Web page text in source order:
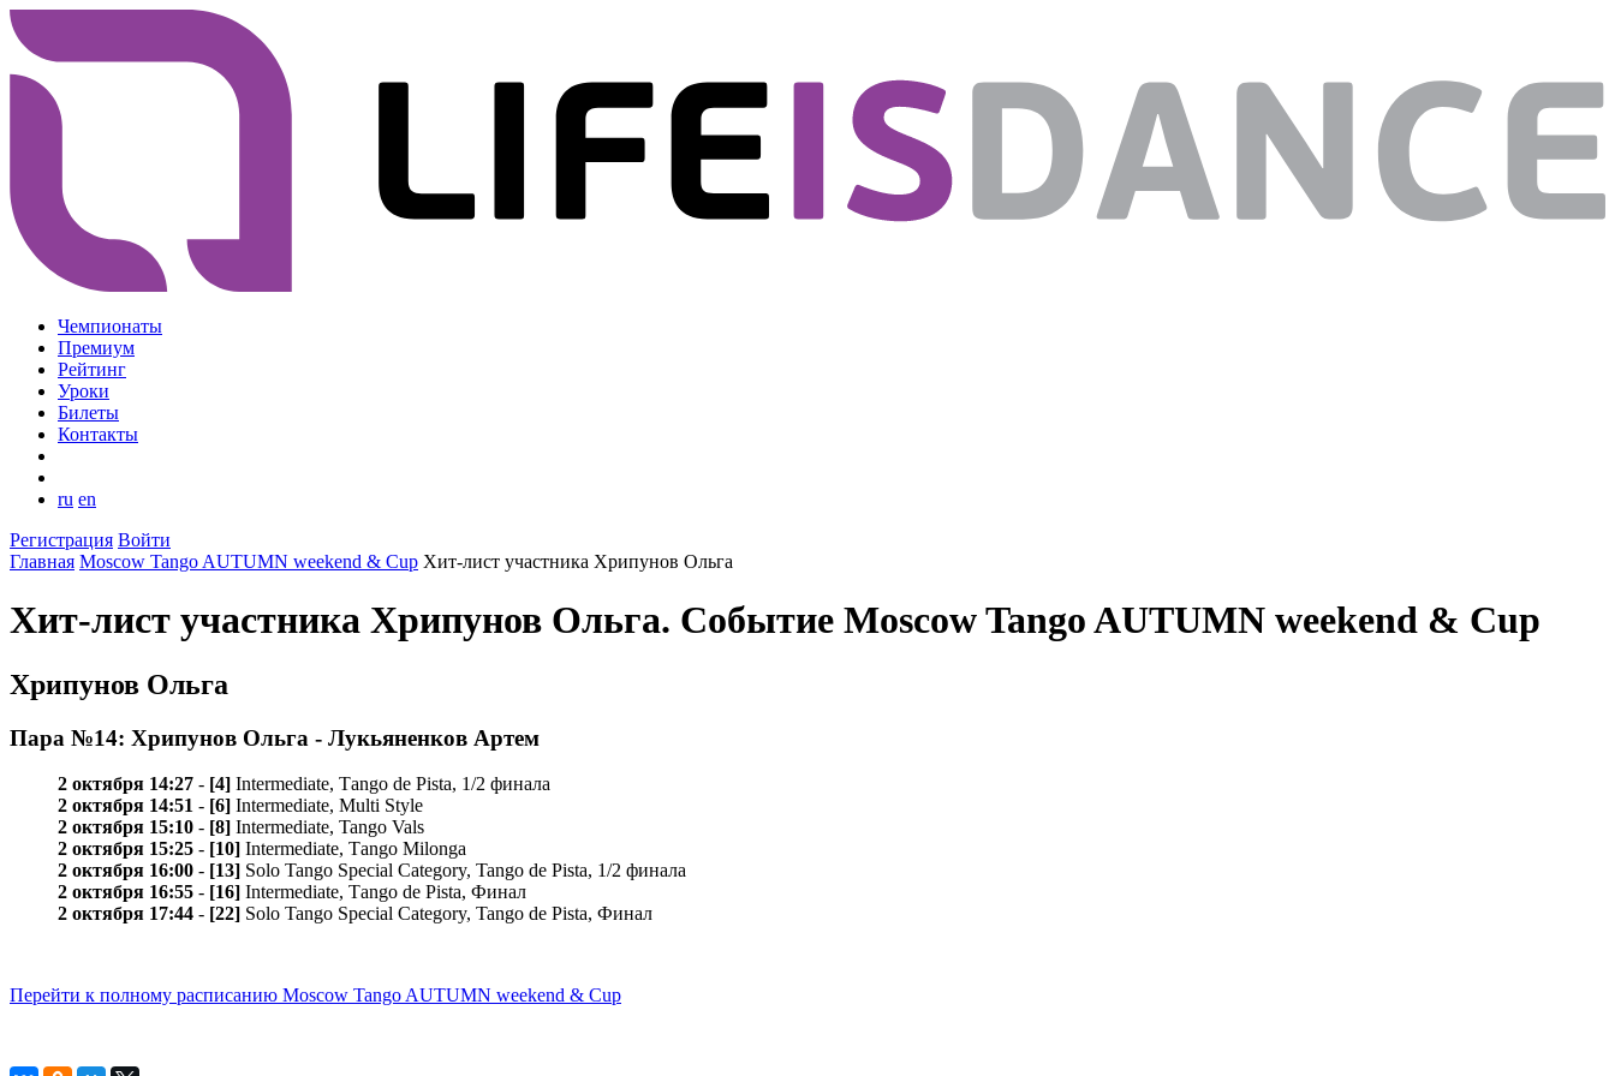
Чемпионаты
Премиум
Рейтинг
Уроки
Билеты
Контакты
ru en
Регистрация Войти
Главная Moscow Tango AUTUMN weekend & Cup Хит-лист участника Хрипунов Ольга
Хит-лист участника Хрипунов Ольга. Событие Moscow Tango AUTUMN weekend & Cup
Хрипунов Ольга
Пара №14: Хрипунов Ольга - Лукьяненков Артем
2 октября 14:27 - [4] Intermediate, Таngo de Pista, 1/2 финала
2 октября 14:51 - [6] Intermediate, Multi Style
2 октября 15:10 - [8] Intermediate, Tango Vals
2 октября 15:25 - [10] Intermediate, Тango Milonga
2 октября 16:00 - [13] Solo Tango Special Category, Tango de Pista, 1/2 финала
2 октября 16:55 - [16] Intermediate, Таngo de Pista, Финал
2 октября 17:44 - [22] Solo Tango Special Category, Tango de Pista, Финал
Перейти к полному расписанию Moscow Tango AUTUMN weekend & Cup